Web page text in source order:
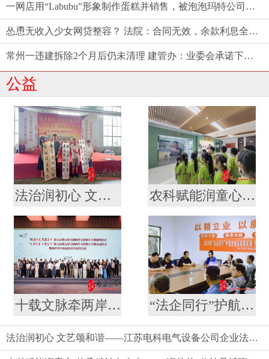
一网店用“Labubu”形象制作蛋糕并销售，被泡泡玛特公司起诉
怂恿无收入少女网贷整容？ 法院：合同无效，余款利息全由商家担！
常州一违建拆除2个月后仍未清理 建管办：业委会承诺下周一前清理结束
公益
法治润初心 文艺颂和谐——江苏电科电气设备公司企业法治文艺演出 农科赋能润童心 传承精神向未来——“润苗苗”公益暑托班走进镇江市农科院开展科普教育实践活动
十载文脉牵两岸 文创焕新启新程 --第七届黄公望主题两岸文创设计大赛结果揭晓 “法企同行”护航企业高质量发展 打造营商环境新生态
法治润初心 文艺颂和谐——江苏电科电气设备公司企业法治文艺演出